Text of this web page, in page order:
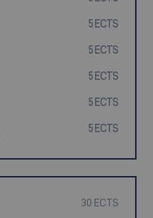
5 ECTS
5 ECTS
5 ECTS
5 ECTS
5 ECTS
30 ECTS